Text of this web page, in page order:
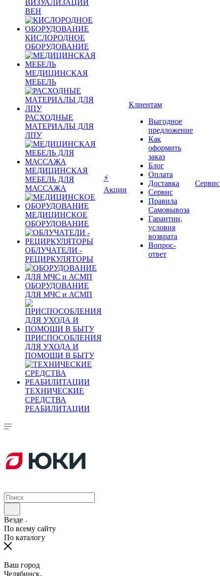
ВИЗУАЛИЗАЦИИ
ВЕН
КИСЛОРОДНОЕ
ОБОРУДОВАНИЕ
МЕДИЦИНСКАЯ
МЕБЕЛЬ
РАСХОДНЫЕ
МАТЕРИАЛЫ ДЛЯ
ЛПУ
МЕДИЦИНСКАЯ
МЕБЕЛЬ ДЛЯ
МАССАЖА
МЕДИЦИНСКОЕ
ОБОРУДОВАНИЕ
ОБЛУЧАТЕЛИ -
РЕЦИРКУЛЯТОРЫ
ОБОРУДОВАНИЕ
ДЛЯ МЧС и АСМП
ПРИСПОСОБЛЕНИЯ
ДЛЯ УХОДА И
ПОМОЩИ В БЫТУ
ТЕХНИЧЕСКИЕ
СРЕДСТВА
РЕАБИЛИТАЦИИ
⚡
Акции
Клиентам
Выгодное
предложение
Как
оформить
заказ
Блог
Оплата
Доставка
Сервис
Правила
Самовывоза
Гарантии,
условия
возврата
Вопрос-
ответ
Сервис
Везде
По всему сайту
По каталогу
Ваш город
Челябинск